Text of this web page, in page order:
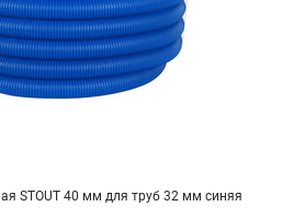
STOUT 40 мм для труб 32 мм синяя